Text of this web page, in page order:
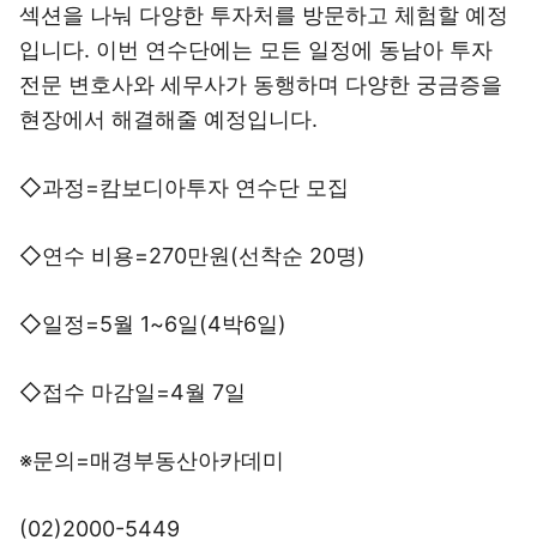
섹션을 나눠 다양한 투자처를 방문하고 체험할 예정
입니다. 이번 연수단에는 모든 일정에 동남아 투자
전문 변호사와 세무사가 동행하며 다양한 궁금증을
현장에서 해결해줄 예정입니다.
◇과정=캄보디아투자 연수단 모집
◇연수 비용=270만원(선착순 20명)
◇일정=5월 1~6일(4박6일)
◇접수 마감일=4월 7일
※문의=매경부동산아카데미
(02)2000-5449